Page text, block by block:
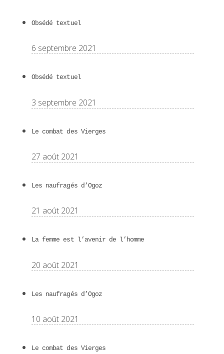
Obsédé textuel
6 septembre 2021
Obsédé textuel
3 septembre 2021
Le combat des Vierges
27 août 2021
Les naufragés d’Ogoz
21 août 2021
La femme est l’avenir de l’homme
20 août 2021
Les naufragés d’Ogoz
10 août 2021
Le combat des Vierges